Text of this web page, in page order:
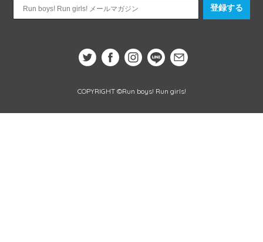
登録する
COPYRIGHT ©Run boys! Run girls!